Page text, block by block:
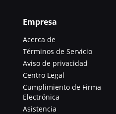
Empresa
Acerca de
Términos de Servicio
Aviso de privacidad
Centro Legal
Cumplimiento de Firma
Electrónica
Asistencia